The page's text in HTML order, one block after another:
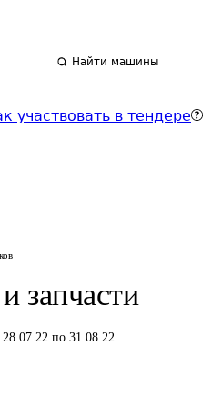
Найти машины
участвовать в тендере
запчасти
28.07.22 по 31.08.22